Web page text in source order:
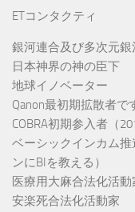
ETコンタクティ
銀河連合及び多次元
日本神界の神の臣下
地球イノベーター
Qanon最初期拡散者で
COBRA初期参入者（
ベーシックインカム
ンにBIを教える）
医療用大麻合法化活動
安楽死合法化活動家